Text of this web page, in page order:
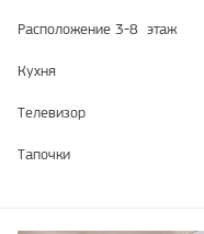
Расположение 3-8 этаж
Кухня
Телевизор
Тапочки